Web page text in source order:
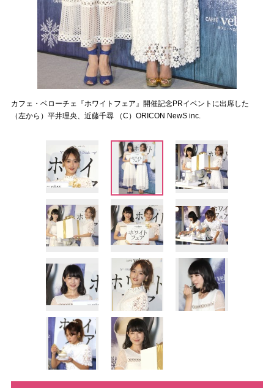
カフェ・ベローチェ『ホワイトフェア』開催記念PRイベントに出席した
（左から）平井理央、近藤千尋 （C）ORICON NewS inc.